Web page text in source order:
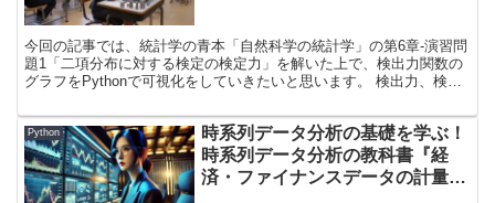
今回の記事では、統計学の青本「自然科学の統計学」の第6章-演習問
題1「二項分布に対する検定の検定力」を解いた上で、検出力関数の
グラフをPythonで可視化をしていきたいと思います。 検出力、検出
ので、適宜解説を入れています。 検出力まわりについて聞いたこと
がない方も「なるほどね！」と理解いただきながら読み進めていただ
けると幸いです！
Python
時系列データ分析の基礎を学ぶ！
時系列データ分析の教科書『経
済・ファイナンスデータの計量時